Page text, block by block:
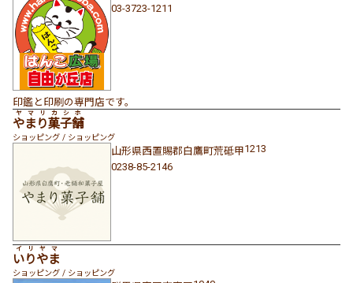
03-3723-1211
印鑑と印刷の専門店です。
やまり菓子舗
ヤマリカシホ
ショッピング / ショッピング
山形県西置賜郡白鷹町荒砥甲1213
0238-85-2146
いりやま
イリヤマ
ショッピング / ショッピング